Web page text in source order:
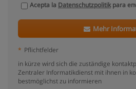
Acepta la Datenschutzpolitikpara
Mehr
* Pflichtfelder
in kürze wird sich die zuständige
Zentraler Informatikdienst mit ihnen in
bestmöglichst zu informieren